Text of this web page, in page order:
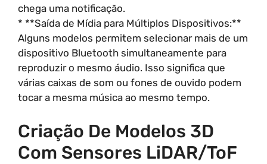
chega uma notificação.
* **Saída de Mídia para Múltiplos Dispositivos:**
Alguns modelos permitem selecionar mais de um
dispositivo Bluetooth simultaneamente para
reproduzir o mesmo áudio. Isso significa que
várias caixas de som ou fones de ouvido podem
tocar a mesma música ao mesmo tempo.
Criação De Modelos 3D
Com Sensores LiDAR/ToF